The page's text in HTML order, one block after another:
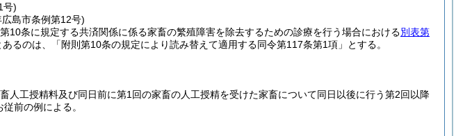
号)
島市条例第12号)
10条に規定する共済関係に係る家畜の繁殖障害を除去するための診療を行う場合における別表第
るのは、「附則第10条の規定により読み替えて適用する同令第117条第1項」とする。
人工授精料及び同日前に第1回の家畜の人工授精を受けた家畜について同日以後に行う第2回以降
前の例による。